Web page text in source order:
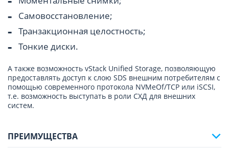
Самовосстановление;
Транзакционная целостность;
Тонкие диски.
А также возможность vStack Unified Storage, позволяющую
предоставлять доступ к слою SDS внешним потребителям с
помощью современного протокола NVMeOf/TCP или iSCSI,
т.е. возможность выступать в роли СХД для внешних
систем.
ПРЕИМУЩЕСТВА